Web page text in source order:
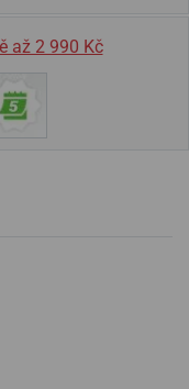
až 2 990 Kč